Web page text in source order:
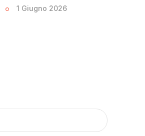
1 Giugno 2026